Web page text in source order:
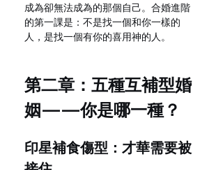
成為卻無法成為的那個自己。合婚進階
的第一課是：不是找一個和你一樣的
人，是找一個有你的喜用神的人。
第二章：五種互補型婚
姻——你是哪一種？
印星補食傷型：才華需要被